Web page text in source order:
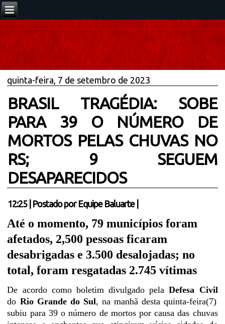
quinta-feira, 7 de setembro de 2023
BRASIL TRAGÉDIA: SOBE
PARA 39 O NÚMERO DE
MORTOS PELAS CHUVAS NO
RS; 9 SEGUEM
DESAPARECIDOS
12:25| Postado por Equipe Baluarte
Até o momento, 79 municípios foram
afetados, 2,500 pessoas ficaram
desabrigadas e 3.500 desalojadas; no
total, foram resgatadas 2.745 vítimas
De acordo como boletim divulgado pelaDefesa Civil
do Rio Grande do Sul, na manhã desta quinta-feira(7)
subiu para 39 o número de mortos por causa das chuvas